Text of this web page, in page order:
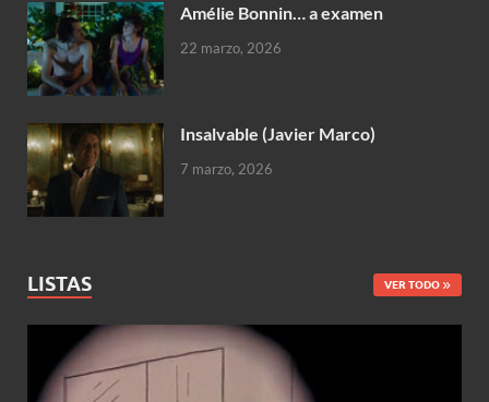
Amélie Bonnin… a examen
22 marzo, 2026
Insalvable (Javier Marco)
7 marzo, 2026
LISTAS VER TODO